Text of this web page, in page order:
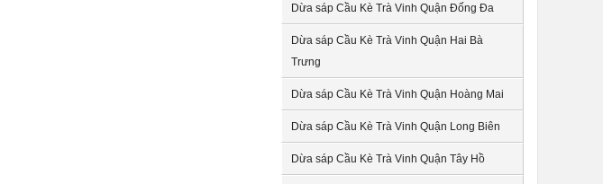
Dừa sáp Cầu Kè Trà Vinh Quận Đống Đa
Dừa sáp Cầu Kè Trà Vinh Quận Hai Bà
Trưng
Dừa sáp Cầu Kè Trà Vinh Quận Hoàng Mai
Dừa sáp Cầu Kè Trà Vinh Quận Long Biên
Dừa sáp Cầu Kè Trà Vinh Quận Tây Hồ